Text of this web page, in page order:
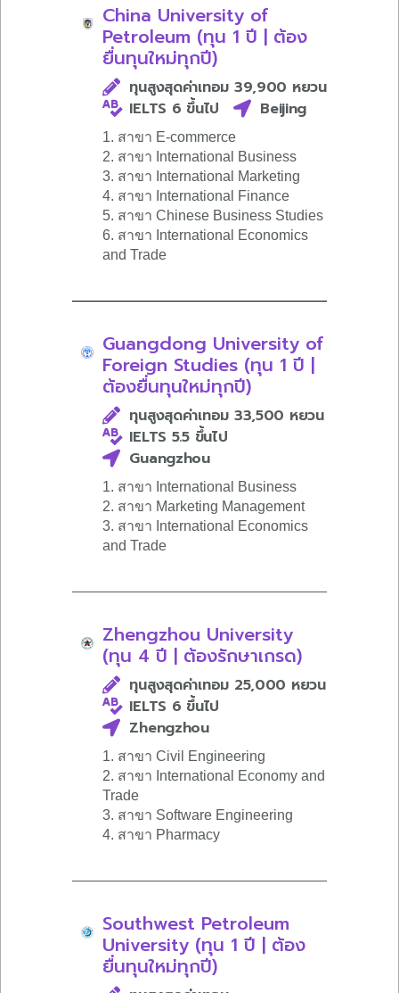
China University of
Petroleum (ทุน 1 ปี | ต้อง
ยื่นทุนใหม่ทุกปี)
ทุนสูงสุดค่าเทอม 39,900 หยวน
IELTS 6 ขึ้นไป
Beijing
1. สาขา E-commerce
2. สาขา International Business
3. สาขา International Marketing
4. สาขา International Finance
5. สาขา Chinese Business Studies
6. สาขา International Economics
and Trade
Guangdong University of
Foreign Studies (ทุน 1 ปี |
ต้องยื่นทุนใหม่ทุกปี)
ทุนสูงสุดค่าเทอม 33,500 หยวน
IELTS 5.5 ขึ้นไป
Guangzhou
1. สาขา International Business
2. สาขา Marketing Management
3. สาขา International Economics
and Trade
Zhengzhou University
(ทุน 4 ปี | ต้องรักษาเกรด)
ทุนสูงสุดค่าเทอม 25,000 หยวน
IELTS 6 ขึ้นไป
Zhengzhou
1. สาขา Civil Engineering
2. สาขา International Economy and
Trade
3. สาขา Software Engineering
4. สาขา Pharmacy
Southwest Petroleum
University (ทุน 1 ปี | ต้อง
ยื่นทุนใหม่ทุกปี)